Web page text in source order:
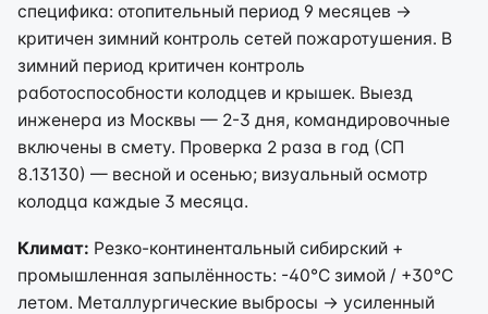
специфика: отопительный период 9 месяцев →
критичен зимний контроль сетей пожаротушения. В
зимний период критичен контроль
работоспособности колодцев и крышек. Выезд
инженера из Москвы — 2-3 дня, командировочные
включены в смету. Проверка 2 раза в год (СП
8.13130) — весной и осенью; визуальный осмотр
колодца каждые 3 месяца.
Климат: Резко-континентальный сибирский +
промышленная запылённость: -40°C зимой / +30°C
летом. Металлургические выбросы → усиленный